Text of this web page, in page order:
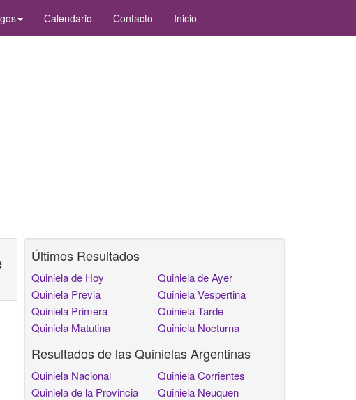
Calendario Contacto Inicio
Últimos Resultados
Quiniela de Hoy
Quiniela Previa
Quiniela Primera
Quiniela Matutina
Quiniela de Ayer
Quiniela Vespertina
Quiniela Tarde
Quiniela Nocturna
Resultados de las Quinielas Argentinas
Quiniela Nacional
Quiniela de la Provincia
Quiniela Corrientes
Quiniela Neuquen